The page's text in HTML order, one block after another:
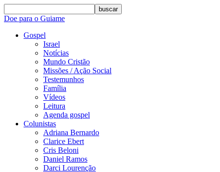
buscar
Doe para o Guiame
Gospel
Israel
Notícias
Mundo Cristão
Missões / Ação Social
Testemunhos
Família
Vídeos
Leitura
Agenda gospel
Colunistas
Adriana Bernardo
Clarice Ebert
Cris Beloni
Daniel Ramos
Darci Lourenção